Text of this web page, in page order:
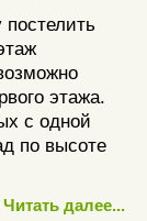
этажа.
с одной
по высоте
Читать далее...